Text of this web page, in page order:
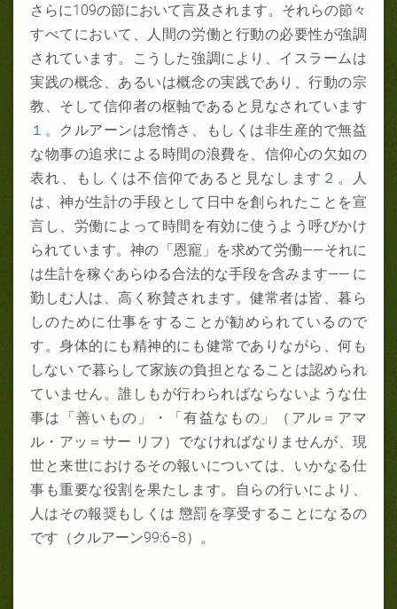
さらに109の節において言及されます。それらの節々
すべてにおいて、人間の労働と行動の必要性が強調
されています。こうした強調により、イスラームは
実践の概念、あるいは概念の実践であり、行動の宗
教、そして信仰者の枢軸であると見なされています
１ 。クルアーンは怠惰さ、もしくは非生産的で無益
な物事の追求による時間の浪費を、信仰心の欠如の
表れ、もしくは不信仰であると見なします ２ 。人
は、神が生計の手段として日中を創られたことを宣
言し、労働によって時間を有効に使うよう呼びかけ
られています。神の「恩寵」を求めて労働――それに
は生計を稼ぐあらゆる合法的な手段を含みます―― に
勤しむ人は、高く称賛されます。健常者は皆、暮ら
しのために仕事をすることが勧められているので
す。身体的にも精神的にも健常でありながら、何も
しない で暮らして家族の負担となることは認められ
ていません。誰しもが行わらればならないような仕
事は「善いもの」・「有益なもの」（アル＝アマ
ル・アッ＝サー リフ）でなければなりませんが、現
世と来世におけるその報いについては、いかなる仕
事も重要な役割を果たします。自らの行いにより、
人はその報奨もしくは 懲罰を享受することになるの
です（クルアーン99:6−8）。